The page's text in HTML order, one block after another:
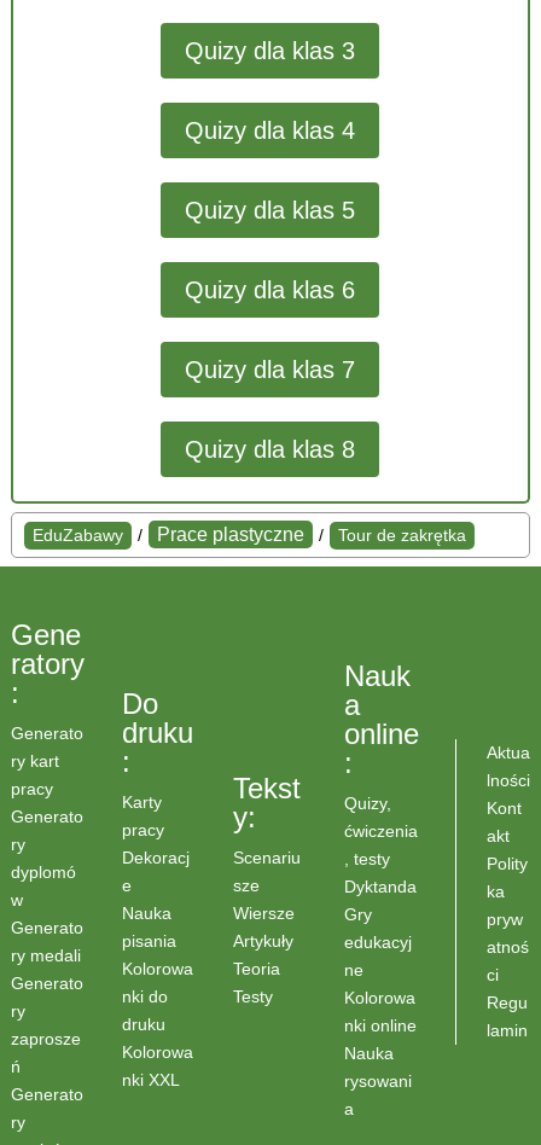
Quizy dla klas 3
Quizy dla klas 4
Quizy dla klas 5
Quizy dla klas 6
Quizy dla klas 7
Quizy dla klas 8
EduZabawy / Prace plastyczne / Tour de zakrętka
Gene
ratory
:
Generato
ry kart
pracy
Generato
ry
dyplomó
w
Generato
ry medali
Generato
ry
zaprosze
ń
Generato
ry
Do
druku
:
Karty
pracy
Dekoracj
e
Nauka
pisania
Kolorowa
nki do
druku
Kolorowa
nki XXL
Tekst
y:
Scenariu
sze
Wiersze
Artykuły
Teoria
Testy
Nauk
a
online
:
Quizy,
ćwiczenia
, testy
Dyktanda
Gry
edukacyj
ne
Kolorowa
nki online
Nauka
rysowani
a
Aktua
lności
Kont
akt
Polity
ka
pryw
atnoś
ci
Regu
lamin